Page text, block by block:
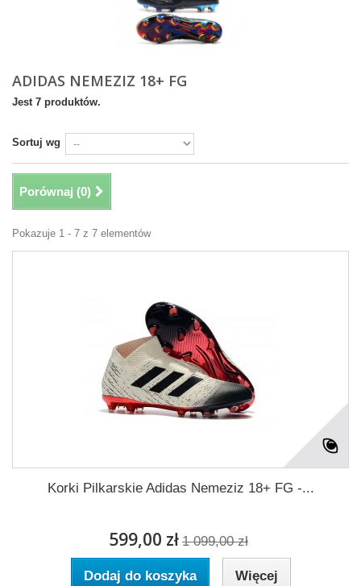
ADIDAS NEMEZIZ 18+ FG
Jest 7 produktów.
Sortuj wg
Porównaj (0)
Pokazuje 1 - 7 z 7 elementów
Korki Pilkarskie Adidas Nemeziz 18+ FG -...
599,00 zł 1 099,00 zł
Dodaj do koszyka Więcej